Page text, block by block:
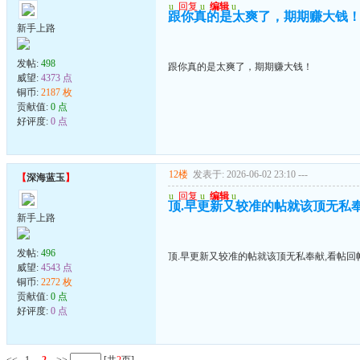
新手上路
发帖: 498
威望: 4373 点
铜币: 2187 枚
贡献值: 0 点
好评度: 0 点
u 回复 u 编辑 u
跟你真的是太爽了，期期赚大钱！
跟你真的是太爽了，期期赚大钱！
【深海蓝玉】
新手上路
发帖: 496
威望: 4543 点
铜币: 2272 枚
贡献值: 0 点
好评度: 0 点
12楼 发表于: 2026-06-02 23:10 ---
u 回复 u 编辑 u
顶.早更新又较准的帖就该顶无私
顶.早更新又较准的帖就该顶无私奉献,看帖回